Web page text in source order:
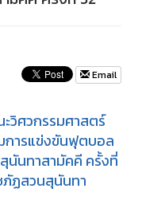
Email
วิศวกรรมศาสตร์
การแข่งขันฟุตบอล
นันทาสามัคคี ครั้งที่
ฏสวนสุนันทา